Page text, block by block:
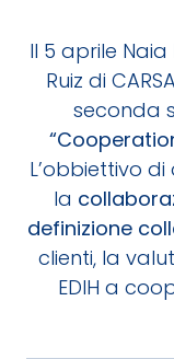
Il 5 aprile
Ruiz di
seconda
L’obbiettivo
la
definizione
clienti, la
EDIH a